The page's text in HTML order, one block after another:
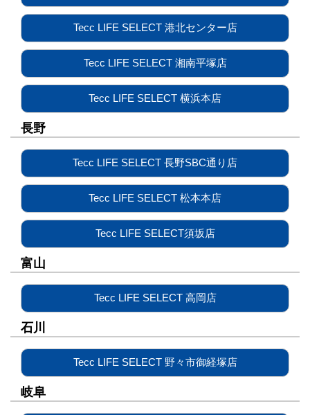
Tecc LIFE SELECT 港北センター店
Tecc LIFE SELECT 湘南平塚店
Tecc LIFE SELECT 横浜本店
長野
Tecc LIFE SELECT 長野SBC通り店
Tecc LIFE SELECT 松本本店
Tecc LIFE SELECT須坂店
富山
Tecc LIFE SELECT 高岡店
石川
Tecc LIFE SELECT 野々市御経塚店
岐阜